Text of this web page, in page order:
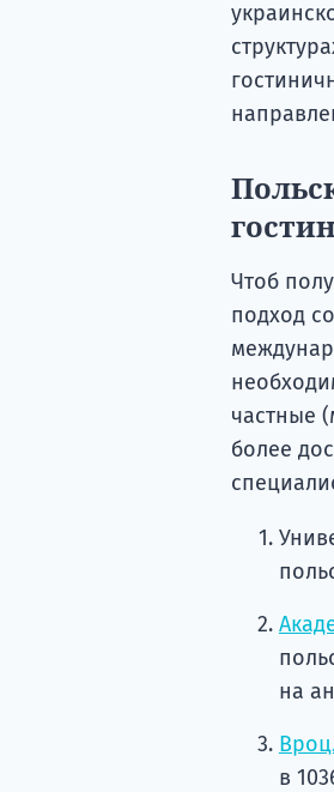
Чтоб
подход
частные
более
на
в